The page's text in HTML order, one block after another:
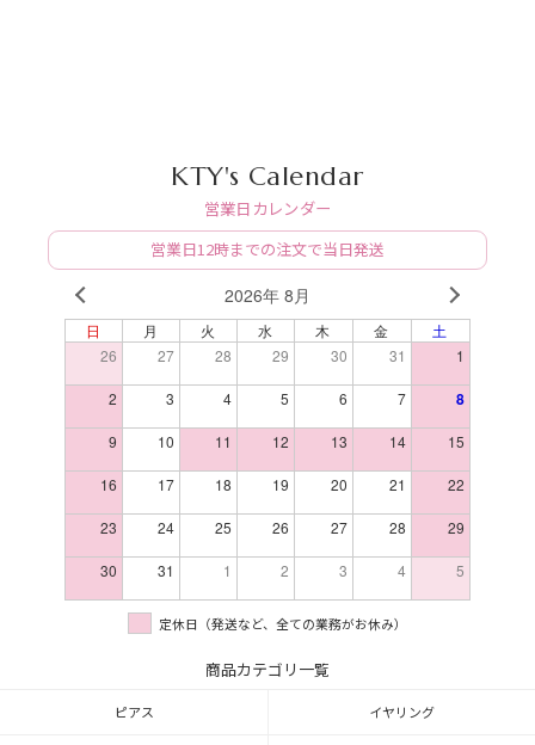
KTY's Calendar
営業日カレンダー
営業日12時までの注文で当日発送
PREV 2026年 8月 NEXT
日 月 火 水 木 金
土
26
27 28 29 30 31 1
2 3 4 5 6 7 8
9 10 11 12 13 14 15
16 17 18 19 20 21 22
23 24 25 26 27 28 29
30 31 1 2 3 4 5
定休日（発送など、全ての業務がお休み）
商品カテゴリ一覧
ピアス イヤリング